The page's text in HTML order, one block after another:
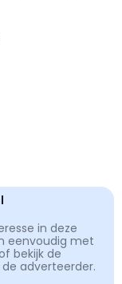
in deze
eenvoudig met
bekijk de
adverteerder.